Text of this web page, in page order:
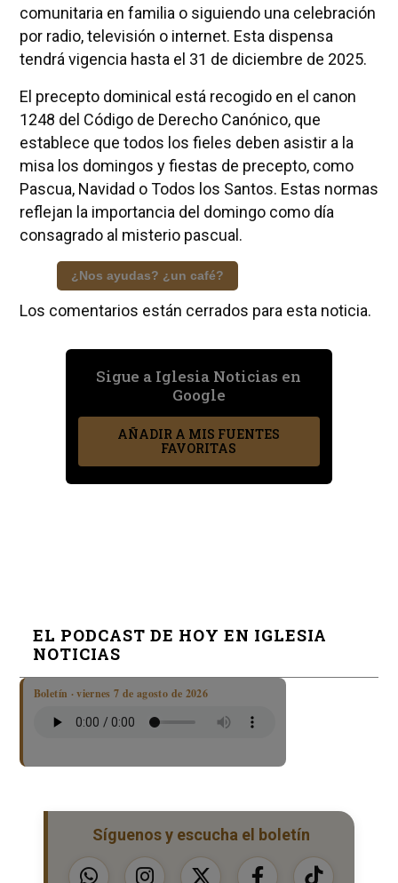
comunitaria en familia o siguiendo una celebración
por radio, televisión o internet. Esta dispensa
tendrá vigencia hasta el 31 de diciembre de 2025.
El precepto dominical está recogido en el canon
1248 del Código de Derecho Canónico, que
establece que todos los fieles deben asistir a la
misa los domingos y fiestas de precepto, como
Pascua, Navidad o Todos los Santos. Estas normas
reflejan la importancia del domingo como día
consagrado al misterio pascual.
¿Nos ayudas? ¿un café?
Los comentarios están cerrados para esta noticia.
Sigue a Iglesia Noticias en
Google
AÑADIR A MIS FUENTES
FAVORITAS
EL PODCAST DE HOY EN IGLESIA
NOTICIAS
Boletín · viernes 7 de agosto de 2026
Síguenos y escucha el boletín